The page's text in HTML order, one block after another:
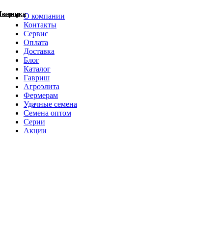
О компании
Контакты
Сервис
Оплата
Доставка
Блог
Каталог
Гавриш
Агроэлита
Фермерам
Удачные семена
Семена оптом
Серии
Акции